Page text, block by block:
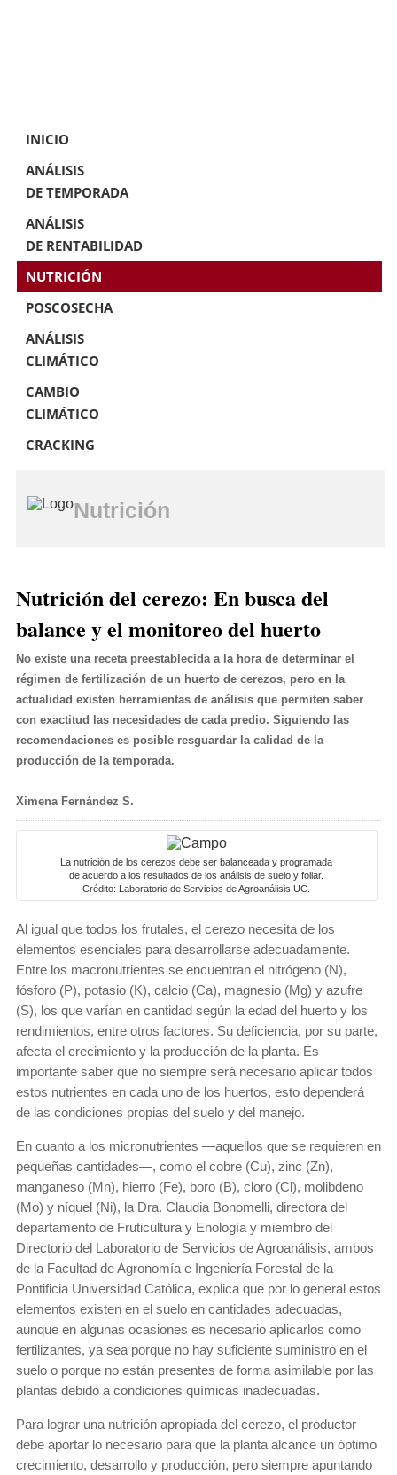
INICIO
ANÁLISIS
DE TEMPORADA
ANÁLISIS
DE RENTABILIDAD
NUTRICIÓN
POSCOSECHA
ANÁLISIS
CLIMÁTICO
CAMBIO
CLIMÁTICO
CRACKING
Nutrición
Nutrición del cerezo: En busca del
balance y el monitoreo del huerto
No existe una receta preestablecida a la hora de determinar el
régimen de fertilización de un huerto de cerezos, pero en la
actualidad existen herramientas de análisis que permiten saber
con exactitud las necesidades de cada predio. Siguiendo las
recomendaciones es posible resguardar la calidad de la
producción de la temporada.
Ximena Fernández S.
La nutrición de los cerezos debe ser balanceada y programada
de acuerdo a los resultados de los análisis de suelo y foliar.
Crédito: Laboratorio de Servicios de Agroanálisis UC.
Al igual que todos los frutales, el cerezo necesita de los
elementos esenciales para desarrollarse adecuadamente.
Entre los macronutrientes se encuentran el nitrógeno (N),
fósforo (P), potasio (K), calcio (Ca), magnesio (Mg) y azufre
(S), los que varían en cantidad según la edad del huerto y los
rendimientos, entre otros factores. Su deficiencia, por su parte,
afecta el crecimiento y la producción de la planta. Es
importante saber que no siempre será necesario aplicar todos
estos nutrientes en cada uno de los huertos, esto dependerá
de las condiciones propias del suelo y del manejo.
En cuanto a los micronutrientes —aquellos que se requieren en
pequeñas cantidades—, como el cobre (Cu), zinc (Zn),
manganeso (Mn), hierro (Fe), boro (B), cloro (Cl), molibdeno
(Mo) y níquel (Ni), la Dra. Claudia Bonomelli, directora del
departamento de Fruticultura y Enología y miembro del
Directorio del Laboratorio de Servicios de Agroanálisis, ambos
de la Facultad de Agronomía e Ingeniería Forestal de la
Pontificia Universidad Católica, explica que por lo general estos
elementos existen en el suelo en cantidades adecuadas,
aunque en algunas ocasiones es necesario aplicarlos como
fertilizantes, ya sea porque no hay suficiente suministro en el
suelo o porque no están presentes de forma asimilable por las
plantas debido a condiciones químicas inadecuadas.
Para lograr una nutrición apropiada del cerezo, el productor
debe aportar lo necesario para que la planta alcance un óptimo
crecimiento, desarrollo y producción, pero siempre apuntando